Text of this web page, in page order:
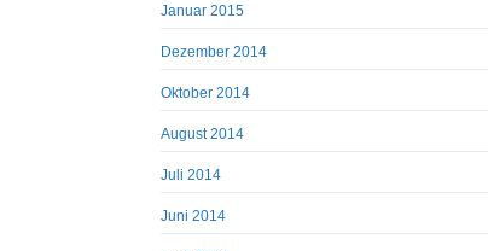
Januar 2015
Dezember 2014
Oktober 2014
August 2014
Juli 2014
Juni 2014